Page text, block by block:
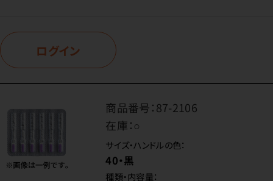
ログイン
商品番号：87-2106
在庫：○
サイズ・ハンドルの色：
40・黒
種類・内容量：